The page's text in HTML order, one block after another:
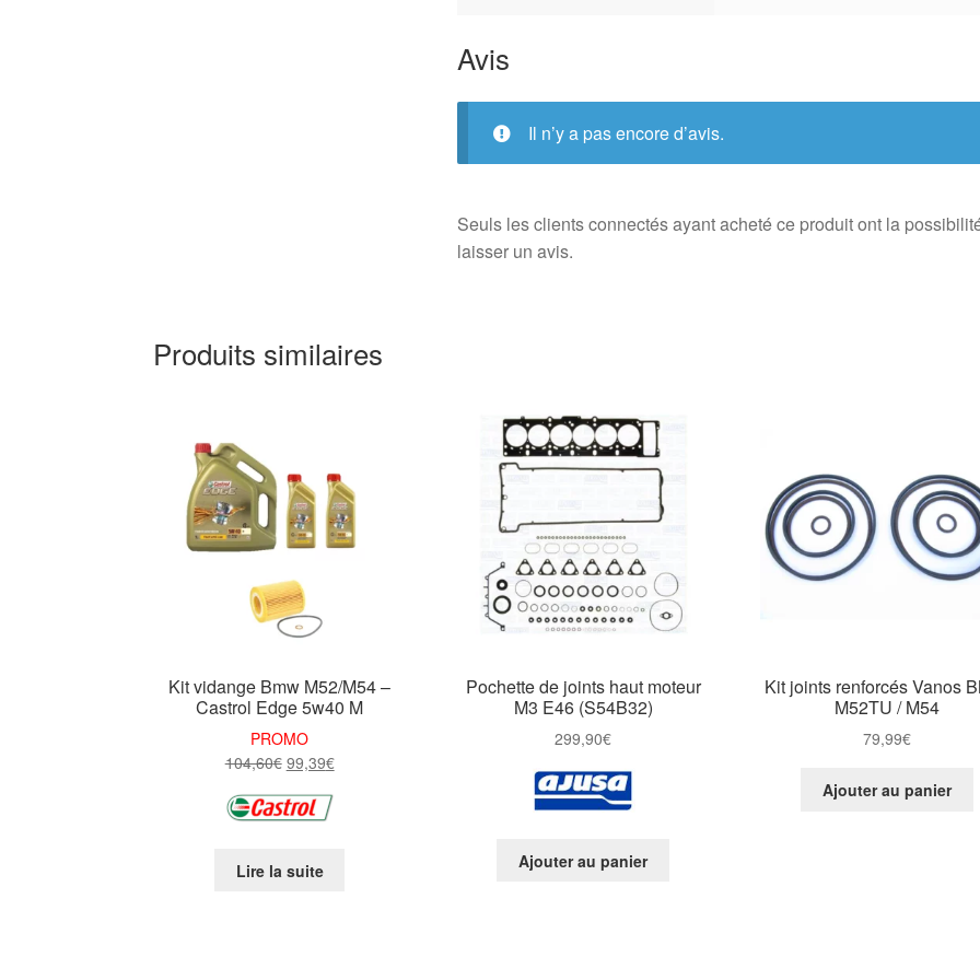
Avis
Il n’y a pas encore d’avis.
Seuls les clients connectés ayant acheté ce produit ont la
laisser un avis.
Produits similaires
Kit vidange Bmw M52/M54 –
Castrol Edge 5w40 M
PROMO
104,60€ Le
initial
99,39€Le
Lire la suite
Pochette de joints haut moteur
M3 E46 (S54B32)
299,90€
Ajouter au panier
Kit joints renforcés Vanos
M52TU / M54
79,99€
Ajouter au panier